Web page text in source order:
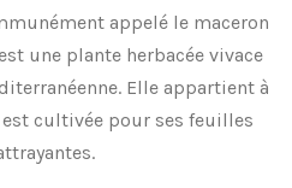
appelé le maceron
une plante herbacée vivace
Elle appartient à
cultivée pour ses feuilles